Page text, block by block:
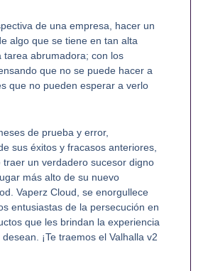
de una empresa, hacer un
algo que se tiene en tan alta
tarea abrumadora; con los
que no se puede hacer a
que no pueden esperar a verlo
de prueba y error,
sus éxitos y fracasos anteriores,
traer un verdadero sucesor digno
más alto de su nuevo
Vaperz Cloud, se enorgullece
entusiastas de la persecución en
que les brindan la experiencia
¡Te traemos el Valhalla v2